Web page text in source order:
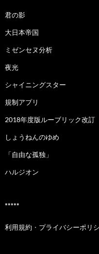
君の影
大日本帝国
ミゼンセヌ分析
夜光
シャイニングスター
規制アプリ
2018年度版ルーブリック改訂
しょうねんのゆめ
「自由な孤独」
ハルジオン
*****
利用規約 ・ プライバシーポリ